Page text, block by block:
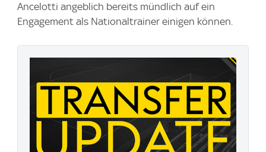
Ancelotti angeblich bereits mündlich auf ein
Engagement als Nationaltrainer einigen können.